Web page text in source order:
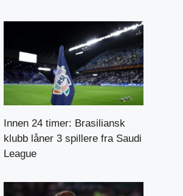
Innen 24 timer: Brasiliansk
klubb låner 3 spillere fra Saudi
League